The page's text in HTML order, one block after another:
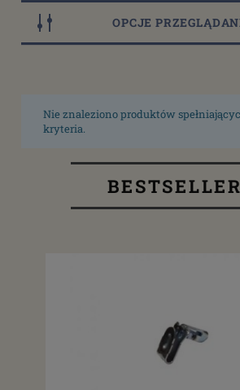
OPCJE
Nie znaleziono produktów
kryteria.